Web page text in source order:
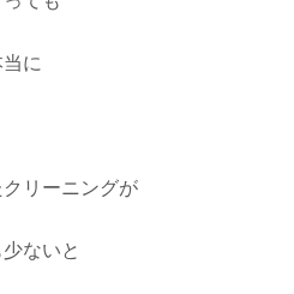
に
リーニングが
ないと